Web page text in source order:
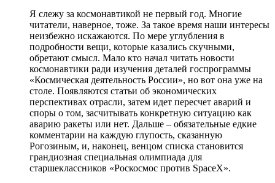
Я слежу за космонавтикой не первый год. Многие
читатели, наверное, тоже. За такое время наши интересы
неизбежно искажаются. По мере углубления в
подробности вещи, которые казались скучными,
обретают смысл. Мало кто начал читать новости
космонавтики ради изучения деталей госпрограммы
«Космическая деятельность России», но вот она уже на
столе. Появляются статьи об экономических
перспективах отрасли, затем идет пересчет аварий и
споры о том, засчитывать конкретную ситуацию как
аварию ракеты или нет. Дальше – обязательные едкие
комментарии на каждую глупость, сказанную
Рогозиным, и, наконец, венцом списка становится
грандиозная специальная олимпиада для
старшеклассников «Роскосмос против SpaceX».